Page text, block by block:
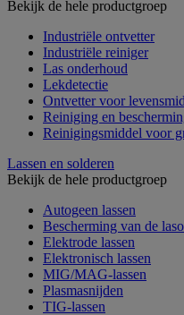
Bekijk de hele productgroep
Industriële ontvetter
Industriële reiniger
Las onderhoud
Lekdetectie
Ontvetter voor
Reiniging en
Reinigingsmiddel voor
Lassen en solderen
Bekijk de hele productgroep
Autogeen lassen
Bescherming van de
Elektrode lassen
Elektronisch lassen
MIG/MAG-lassen
Plasmasnijden
TIG-lassen